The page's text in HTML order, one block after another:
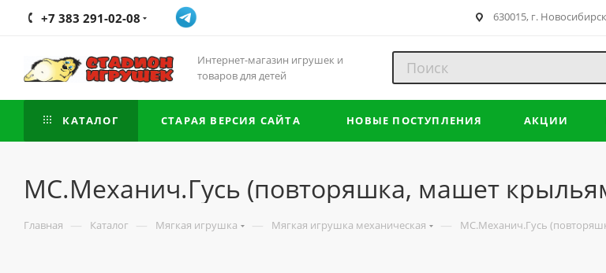
+7 383 291-02-08 630015, г.
Интернет-магазин игрушек и
товаров для детей
КАТАЛОГ СТАРАЯ ВЕРСИЯ САЙТА НОВЫЕ ПОСТУПЛЕНИЯ АКЦИИ
МС.Механич.Гусь (повторяшка, машет
Главная — Каталог — Мягкая игрушка — Мягкая игрушка механическая — МС.Механич.Гусь